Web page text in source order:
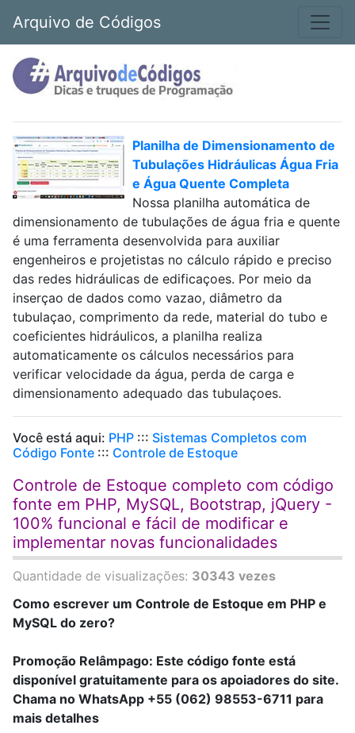
Arquivo de Códigos
Planilha de Dimensionamento de
Tubulações Hidráulicas Água Fria
e Água Quente Completa
Nossa planilha automática de
dimensionamento de tubulações de água fria e quente
é uma ferramenta desenvolvida para auxiliar
engenheiros e projetistas no cálculo rápido e preciso
das redes hidráulicas de edificaçoes. Por meio da
inserçao de dados como vazao, diâmetro da
tubulaçao, comprimento da rede, material do tubo e
coeficientes hidráulicos, a planilha realiza
automaticamente os cálculos necessários para
verificar velocidade da água, perda de carga e
dimensionamento adequado das tubulaçoes.
Você está aqui: PHP ::: Sistemas Completos com
Código Fonte ::: Controle de Estoque
Controle de Estoque completo com código
fonte em PHP, MySQL, Bootstrap, jQuery -
100% funcional e fácil de modificar e
implementar novas funcionalidades
Quantidade de visualizações: 30343 vezes
Como escrever um Controle de Estoque em PHP e
MySQL do zero?
Promoção Relâmpago: Este código fonte está
disponível gratuitamente para os apoiadores do site.
Chama no WhatsApp +55 (062) 98553-6711 para
mais detalhes